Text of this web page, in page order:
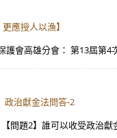
應授人以漁】
會高雄分會： 第13屆第
政治獻金法問答-2
問題2】誰可以收受政治